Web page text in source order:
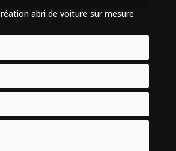
abri de voiture sur mesure